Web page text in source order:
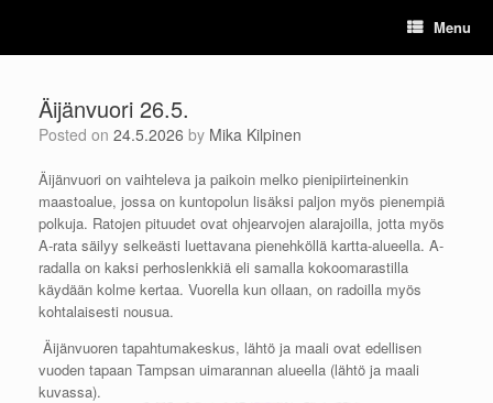
content
Menu
Äijänvuori 26.5.
Posted on 24.5.2026 by Mika Kilpinen
Äijänvuori on vaihteleva ja paikoin melko pienipiirteinenkin
maastoalue, jossa on kuntopolun lisäksi paljon myös pienempiä
polkuja. Ratojen pituudet ovat ohjearvojen alarajoilla, jotta myös
A-rata säilyy selkeästi luettavana pienehköllä kartta-alueella. A-
radalla on kaksi perhoslenkkiä eli samalla kokoomarastilla
käydään kolme kertaa. Vuorella kun ollaan, on radoilla myös
kohtalaisesti nousua.
Äijänvuoren tapahtumakeskus, lähtö ja maali ovat edellisen
vuoden tapaan Tampsan uimarannan alueella (lähtö ja maali
kuvassa).